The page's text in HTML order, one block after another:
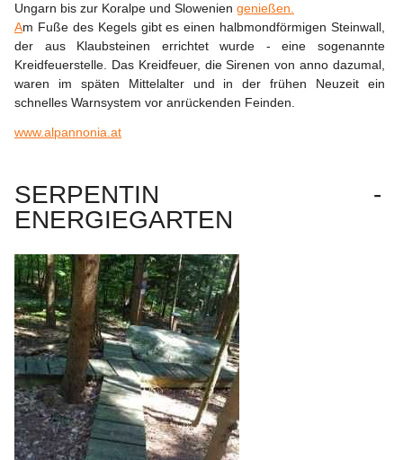
Ungarn bis zur Koralpe und Slowenien genießen.
Am Fuße des Kegels gibt es einen halbmondförmigen Steinwall,
der aus Klaubsteinen errichtet wurde - eine sogenannte
Kreidfeuerstelle. Das Kreidfeuer, die Sirenen von anno dazumal,
waren im späten Mittelalter und in der frühen Neuzeit ein
schnelles Warnsystem vor anrückenden Feinden.
www.alpannonia.at
SERPENTIN -
ENERGIEGARTEN